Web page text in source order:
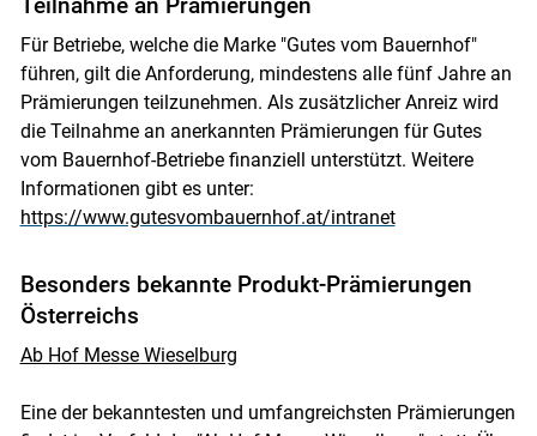
Skip to main content
Für Betriebe, welche die Marke "Gutes vom Bauernhof"
führen, gilt die Anforderung, mindestens alle fünf Jahre an
Prämierungen teilzunehmen. Als zusätzlicher Anreiz wird
die Teilnahme an anerkannten Prämierungen für Gutes
vom Bauernhof-Betriebe finanziell unterstützt. Weitere
Informationen gibt es unter:
https://www.gutesvombauernhof.at/intranet
Besonders bekannte Produkt-Prämierungen
Österreichs
Ab Hof Messe Wieselburg
Eine der bekanntesten und umfangreichsten Prämierungen